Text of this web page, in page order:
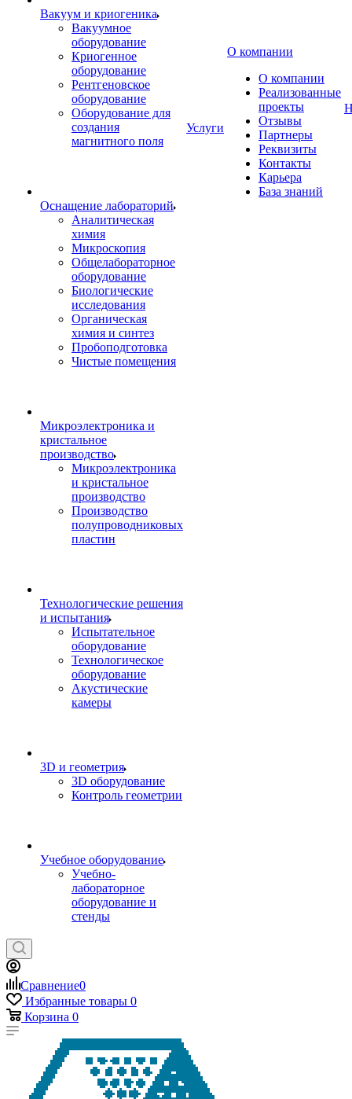
Вакуум и криогеника
Вакуумное
оборудование
Криогенное
оборудование
Рентгеновское
оборудование
Оборудование для
создания
магнитного поля
Оснащение лабораторий
Аналитическая
химия
Микроскопия
Общелабораторное
оборудование
Биологические
исследования
Органическая
химия и синтез
Пробоподготовка
Чистые помещения
Микроэлектроника и
кристальное
производство
Микроэлектроника
и кристальное
производство
Производство
полупроводниковых
пластин
Технологические решения
и испытания
Испытательное
оборудование
Технологическое
оборудование
Акустические
камеры
3D и геометрия
3D оборудование
Контроль геометрии
Учебное оборудование
Учебно-
лабораторное
оборудование и
стенды
Услуги
О компании
О компании
Реализованные
проекты
Отзывы
Партнеры
Реквизиты
Контакты
Карьера
База знаний
Сравнение0
Избранные товары 0
Корзина 0